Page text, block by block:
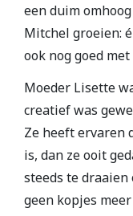
een duim
Mitchel groeien:
ook nog goed
Moeder Lisette
creatief was
Ze heeft ervaren
is, dan ze ooit
steeds te
geen kopjes